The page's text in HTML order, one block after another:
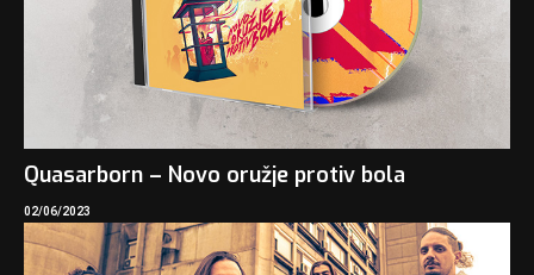
Quasarborn – Novo oružje protiv bola
02/06/2023